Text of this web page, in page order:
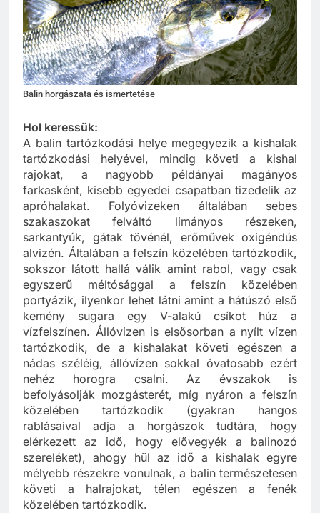
Balin horgászata és ismertetése
Hol keressük:
A balin tartózkodási helye megegyezik a kishalak
tartózkodási helyével, mindig követi a kishal
rajokat, a nagyobb példányai magányos
farkasként, kisebb egyedei csapatban tizedelik az
apróhalakat. Folyóvizeken általában sebes
szakaszokat felváltó limányos részeken,
sarkantyúk, gátak tövénél, erőművek oxigéndús
alvizén. Általában a felszín közelében tartózkodik,
sokszor látott hallá válik amint rabol, vagy csak
egyszerű méltósággal a felszín közelében
portyázik, ilyenkor lehet látni amint a hátúszó első
kemény sugara egy V-alakú csíkot húz a
vízfelszínen. Állóvizen is elsősorban a nyílt vízen
tartózkodik, de a kishalakat követi egészen a
nádas széléig, állóvízen sokkal óvatosabb ezért
nehéz horogra csalni. Az évszakok is
befolyásolják mozgásterét, míg nyáron a felszín
közelében tartózkodik (gyakran hangos
rablásaival adja a horgászok tudtára, hogy
elérkezett az idő, hogy elővegyék a balinozó
szereléket), ahogy hül az idő a kishalak egyre
mélyebb részekre vonulnak, a balin természetesen
követi a halrajokat, télen egészen a fenék
közelében tartózkodik.